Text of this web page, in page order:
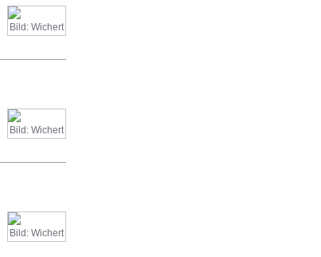
Bild: Wichert
Bild: Wichert
Bild: Wichert